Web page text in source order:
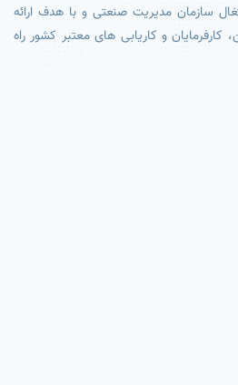
سازمان مدیریت صنعتی و با هدف ارائه
و کاریابی های معتبر کشور راه